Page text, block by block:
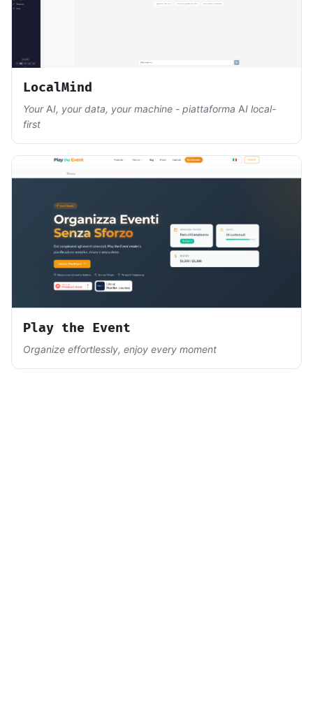
LocalMind
Your AI, your data, your machine - piattaforma AI local-
first
Play the Event
Organize effortlessly, enjoy every moment